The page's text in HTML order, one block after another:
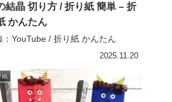
結晶 切り方 / 折り紙 簡単 – 折
かんたん
：YouTube / 折り紙 かんたん
2025.11.20
紙